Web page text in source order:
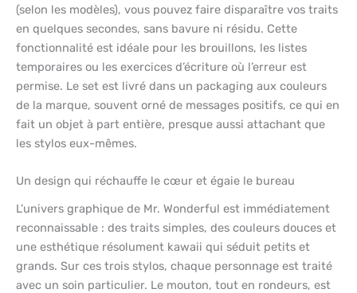
(selon les modèles), vous pouvez faire disparaître vos traits
en quelques secondes, sans bavure ni résidu. Cette
fonctionnalité est idéale pour les brouillons, les listes
temporaires ou les exercices d’écriture où l’erreur est
permise. Le set est livré dans un packaging aux couleurs
de la marque, souvent orné de messages positifs, ce qui en
fait un objet à part entière, presque aussi attachant que
les stylos eux-mêmes.
Un design qui réchauffe le cœur et égaie le bureau
L’univers graphique de Mr. Wonderful est immédiatement
reconnaissable : des traits simples, des couleurs douces et
une esthétique résolument kawaii qui séduit petits et
grands. Sur ces trois stylos, chaque personnage est traité
avec un soin particulier. Le mouton, tout en rondeurs, est